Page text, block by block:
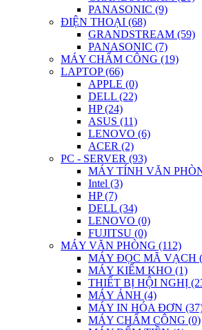
PANASONIC (9)
ĐIỆN THOẠI (68)
GRANDSTREAM (59)
PANASONIC (7)
MÁY CHẤM CÔNG (19)
LAPTOP (66)
APPLE (0)
DELL (22)
HP (24)
ASUS (11)
LENOVO (6)
ACER (2)
PC - SERVER (93)
MÁY TÍNH VĂN
Intel (3)
HP (7)
DELL (34)
LENOVO (0)
FUJITSU (0)
MÁY VĂN PHÒNG (112)
MÁY ĐỌC MÃ VẠCH
MÁY KIỂM KHO (1)
THIẾT BỊ HỘI NGHỊ
MÁY ẢNH (4)
MÁY IN HÓA ĐƠN
MÁY CHẤM CÔNG (0)